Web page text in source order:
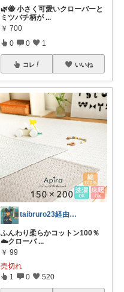
🌿🐝 小さく可愛いクローバーと
ミツバチ柄が ...
￥ 700
0 0 1
コレ いいね
taibruro23経由購入感謝します！
ふんわり柔らかコットン100％
☁️クローバ ...
￥ 99
売切れ
1 0 520